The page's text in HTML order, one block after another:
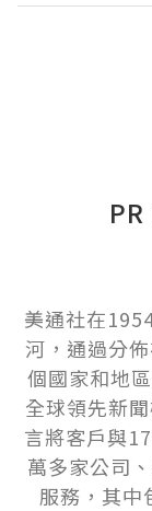
美通社在
河，通過分
個國家和地
全球領先新
言將客戶與
萬多家公司
服務，其中